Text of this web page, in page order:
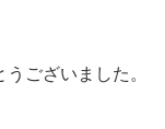
ございました。